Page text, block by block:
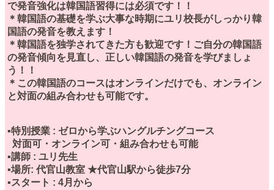
で発音強化は韓国語習得には必須です！！
＊韓国語の基礎を学ぶ大事な時期にユリ校長がしっかり韓
国語の発音を教えます！
＊韓国語を独学されてきた方も歓迎です！ご自分の韓国語
の発音傾向を見直し、正しい韓国語の発音を学びましょ
う！！
＊この韓国語のコースはオンラインだけでも、オンライン
と対面の組み合わせも可能です。
▪️特別授業 : ゼロから学ぶハングルチングコース
対面可・オンライン可・組み合わせも可能
▪️講師 : ユリ先生
▪️場所: 代官山教室 ★代官山駅から徒歩7分
▪️スタート : 4月から